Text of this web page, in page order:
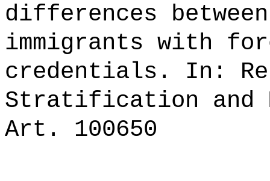
differences
immigrants with
credentials. In:
Stratification and
Art. 100650